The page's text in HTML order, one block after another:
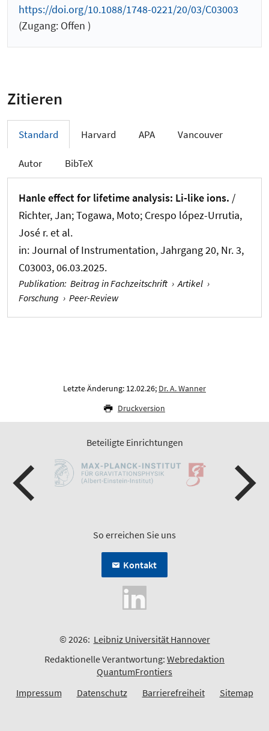
https://doi.org/10.1088/1748-0221/20/03/C03003
(Zugang: Offen )
Zitieren
Standard Harvard APA Vancouver
Autor BibTeX
Hanle effect for lifetime analysis: Li-like ions. /
Richter, Jan; Togawa, Moto; Crespo lópez-Urrutia,
José r. et al.
in:Journal of Instrumentation, Jahrgang 20, Nr. 3,
C03003, 06.03.2025.
Publikation: Beitrag in Fachzeitschrift › Artikel ›
Forschung › Peer-Review
Letzte Änderung: 12.02.26; Dr. A. Wanner
Druckversion
Beteiligte Einrichtungen
So erreichen Sie uns
Kontakt
© 2026: Leibniz Universität Hannover
Redaktionelle Verantwortung: Webredaktion
QuantumFrontiers
Impressum
Datenschutz Barrierefreiheit Sitemap